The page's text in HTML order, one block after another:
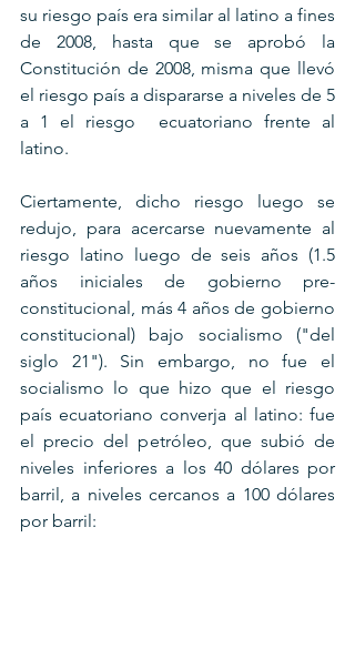
su riesgo país era similar al latino a fines
de 2008, hasta que se aprobó la
Constitución de 2008, misma que llevó
el riesgo país a dispararse a niveles de 5
a 1 el riesgo  ecuatoriano frente al
latino.
Ciertamente, dicho riesgo luego se
redujo, para acercarse nuevamente al
riesgo latino luego de seis años (1.5
años iniciales de gobierno pre-
constitucional, más 4 años de gobierno
constitucional) bajo socialismo ("del
siglo 21"). Sin embargo, no fue el
socialismo lo que hizo que el riesgo
país ecuatoriano converja al latino: fue
el precio del petróleo, que subió de
niveles inferiores a los 40 dólares por
barril, a niveles cercanos a 100 dólares
por barril: